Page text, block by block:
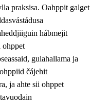
praksisa. Oahppit galget
hábmejit
ohppet
gulahallama ja
čájehit
ja ahte sii ohppet